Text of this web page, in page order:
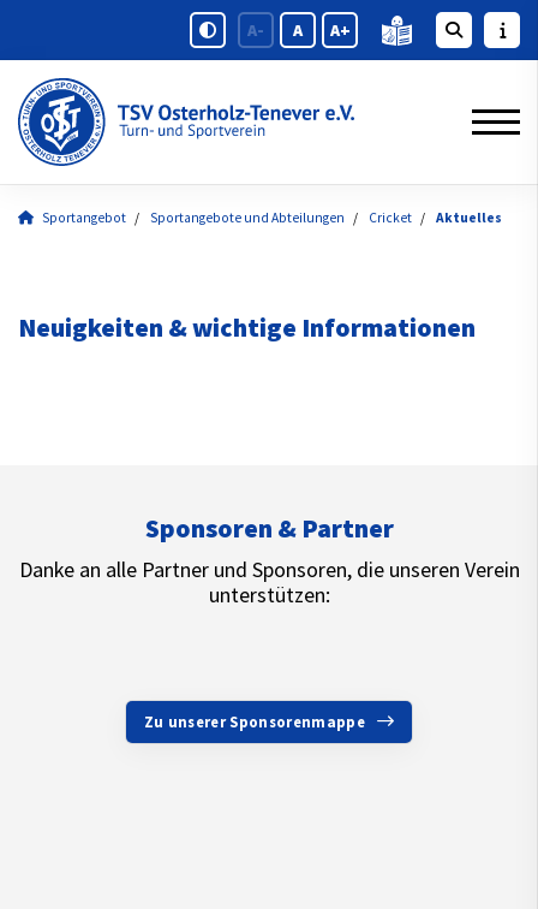
A- A A+
Sportangebot Sportangebote und Abteilungen Cricket Aktuelles
Neuigkeiten & wichtige Informationen
Sponsoren & Partner
Danke an alle Partner und Sponsoren, die unseren Verein
unterstützen:
Zu unserer Sponsorenmappe